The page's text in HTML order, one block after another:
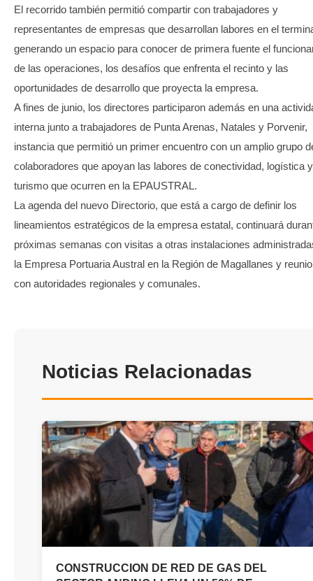
El recorrido también permitió compartir con trabajadores y
representantes de empresas que desarrollan labores en el
generando un espacio para conocer de primera fuente el
de las operaciones, los desafíos que enfrenta el recinto y las
oportunidades de desarrollo que proyecta la empresa.
A fines de junio, los directores participaron además en una
interna junto a trabajadores de Punta Arenas, Natales y Porvenir,
instancia que permitió un primer encuentro con un amplio grupo
colaboradores que apoyan las labores de conectividad, logística y
turismo que ocurren en la EPAUSTRAL.
La agenda del nuevo Directorio, que está a cargo de definir los
lineamientos estratégicos de la empresa estatal, continuará
próximas semanas con visitas a otras instalaciones
la Empresa Portuaria Austral en la Región de Magallanes y
con autoridades regionales y comunales.
Noticias Relacionadas
CONSTRUCCION DE RED DE GAS DEL